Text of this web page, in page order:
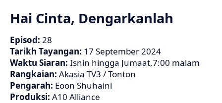
Hai Cinta, Dengarkanlah
Episod: 28
Tarikh Tayangan: 17 September 2024
Waktu Siaran: Isnin hingga Jumaat,7:00 malam
Rangkaian: Akasia TV3 / Tonton
Pengarah: Eoon Shuhaini
Produksi: A10 Alliance